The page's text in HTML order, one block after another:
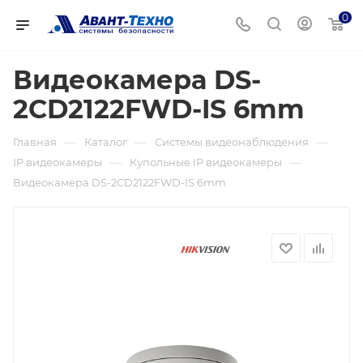
0
Видеокамера DS-
2CD2122FWD-IS 6mm
Главная — Каталог — Системы видеонаблюдения —
IP видеокамеры — Купольные IP видеокамеры —
Видеокамера DS-2CD2122FWD-IS 6mm